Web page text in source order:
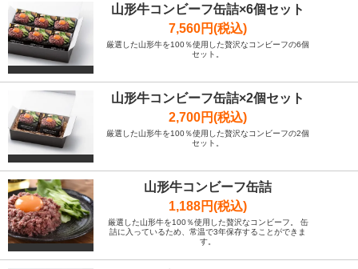
山形牛コンビーフ缶詰×6個セット
7,560円(税込)
厳選した山形牛を100％使用した贅沢なコンビーフの6個
セット。
山形牛コンビーフ缶詰×2個セット
2,700円(税込)
厳選した山形牛を100％使用した贅沢なコンビーフの2個
セット。
山形牛コンビーフ缶詰
1,188円(税込)
厳選した山形牛を100％使用した贅沢なコンビーフ。 缶
詰に入っているため、常温で3年保存することができま
す。